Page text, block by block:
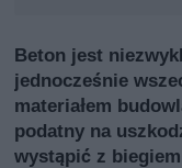
Beton jest
jednocześnie
materiałem
podatny na
wystąpić z